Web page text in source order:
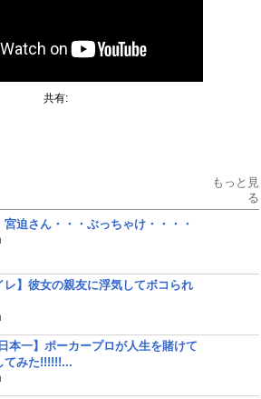
共有:
もっと見
る
宮迫さん・・・ぶっちゃけ・・・・
レ】彼女の親友に浮気してボコられ
本一】ポーカープロが人生を賭けて
てみた!!!!!!...